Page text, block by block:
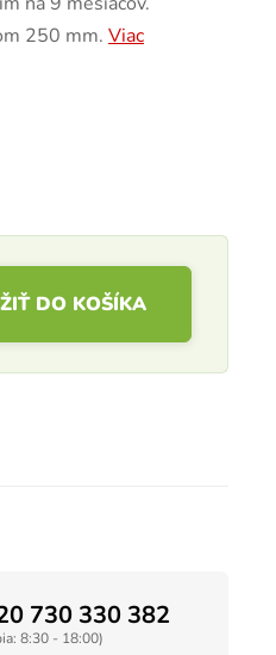
250 mm. Viac
DO KOŠÍKA
730 330 382
8:30 - 18:00)